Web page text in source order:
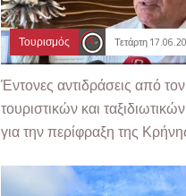
Τουρισμός Τετάρτη
Έντονες αντιδράσεις από
τουριστικών και
για την περίφραξη της